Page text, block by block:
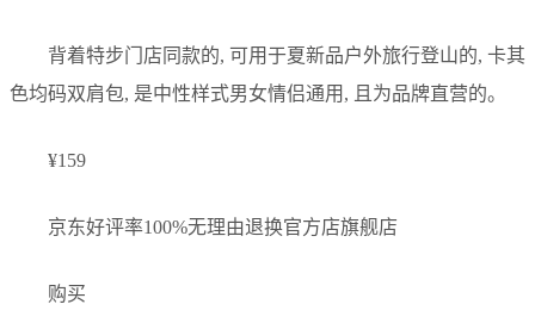
背着特步门店同款的, 可用于夏新品户外旅行登山的, 卡其
色均码双肩包, 是中性样式男女情侣通用, 且为品牌直营的。
¥159
京东好评率100%无理由退换官方店旗舰店
购买